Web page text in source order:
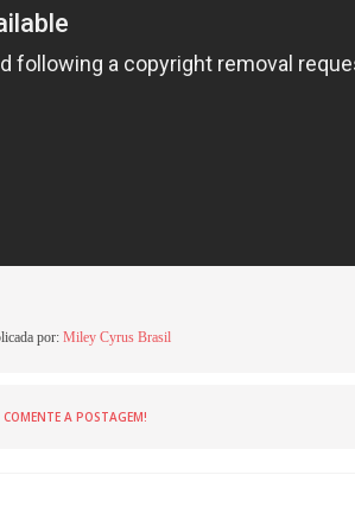
por: Miley Cyrus Brasil
COMENTE A POSTAGEM!